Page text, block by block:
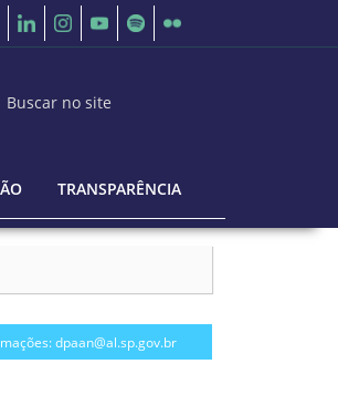
Buscar no site
TRANSPARÊNCIA
dpaan@al.sp.gov.br